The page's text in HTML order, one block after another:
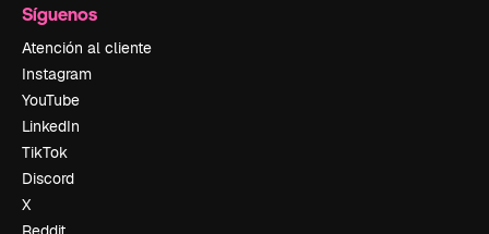
Síguenos
Atención al cliente
Instagram
YouTube
LinkedIn
TikTok
Discord
X